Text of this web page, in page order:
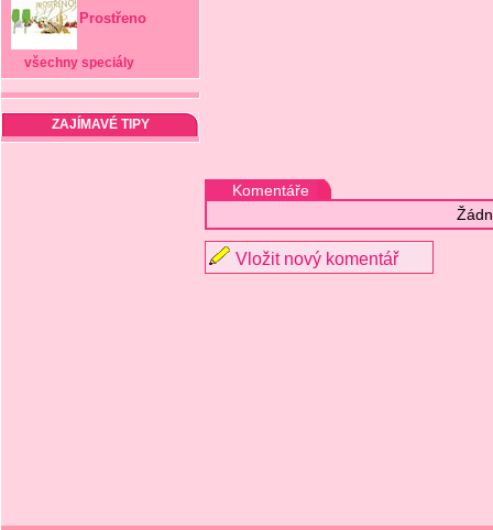
Prostřeno
všechny speciály
ZAJÍMAVÉ TIPY
Komentáře
Vložit nový komentář